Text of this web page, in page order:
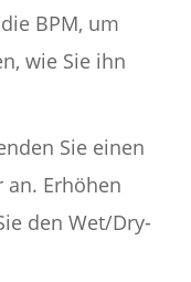
BPM, um
wie Sie ihn
Sie einen
Erhöhen
den Wet/Dry-